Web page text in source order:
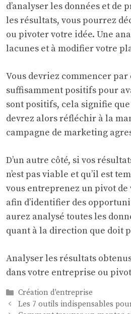
d’analyser les données et
les résultats, vous pourrez
ou pivoter votre idée. Une
lacunes et à modifier votre
Vous devriez commencer
suffisamment positifs pour
sont positifs, cela signifie
devrez alors réfléchir à la
campagne de marketing
D’un autre côté, si vos
n’est pas viable et qu’il est
vous entreprenez un pivot de
afin d’identifier des
aurez analysé toutes les
quant à la direction que doit
Analyser les résultats
dans votre entreprise ou
Catégories
Création d'entreprise
Les 7 outils indispensables